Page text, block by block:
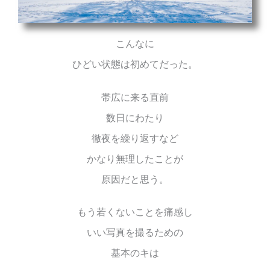
こんなに
ひどい状態は初めてだった。
帯広に来る直前
数日にわたり
徹夜を繰り返すなど
かなり無理したことが
原因だと思う。
もう若くないことを痛感し
いい写真を撮るための
基本のキは